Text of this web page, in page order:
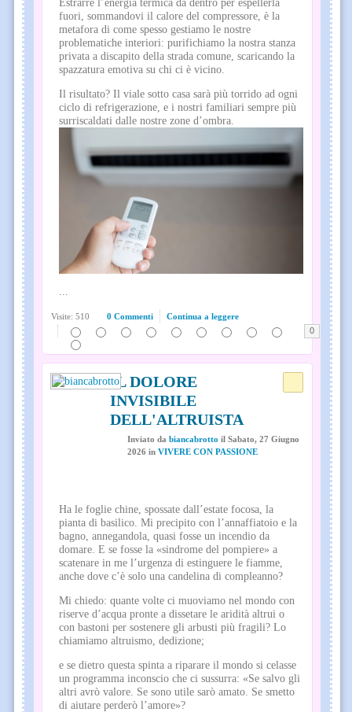
Estrarre l’energia termica da dentro per espellerla
fuori, sommandovi il calore del compressore, è la
metafora di come spesso gestiamo le nostre
problematiche interiori: purifichiamo la nostra stanza
privata a discapito della strada comune, scaricando la
spazzatura emotiva su chi ci è vicino.
Il risultato? Il viale sotto casa sarà più torrido ad ogni
ciclo di refrigerazione, e i nostri familiari sempre più
surriscaldati dalle nostre zone d’ombra.
...
0 Commenti Continua a leggere
Visite: 510
0
IL DOLORE
INVISIBILE
DELL'ALTRUISTA
Inviato da biancabrotto il Sabato, 27 Giugno
2026 in VIVERE CON PASSIONE
Ha le foglie chine, spossate dall’estate focosa, la
pianta di basilico. Mi precipito con l’annaffiatoio e la
bagno, annegandola, quasi fosse un incendio da
domare. E se fosse la «sindrome del pompiere» a
scatenare in me l’urgenza di estinguere le fiamme,
anche dove c’è solo una candelina di compleanno?
Mi chiedo: quante volte ci muoviamo nel mondo con
riserve d’acqua pronte a dissetare le aridità altrui o
con bastoni per sostenere gli arbusti più fragili? Lo
chiamiamo altruismo, dedizione;
e se dietro questa spinta a riparare il mondo si celasse
un programma inconscio che ci sussurra: «Se salvo gli
altri avrò valore. Se sono utile sarò amato. Se smetto
di aiutare perderò l’amore»?